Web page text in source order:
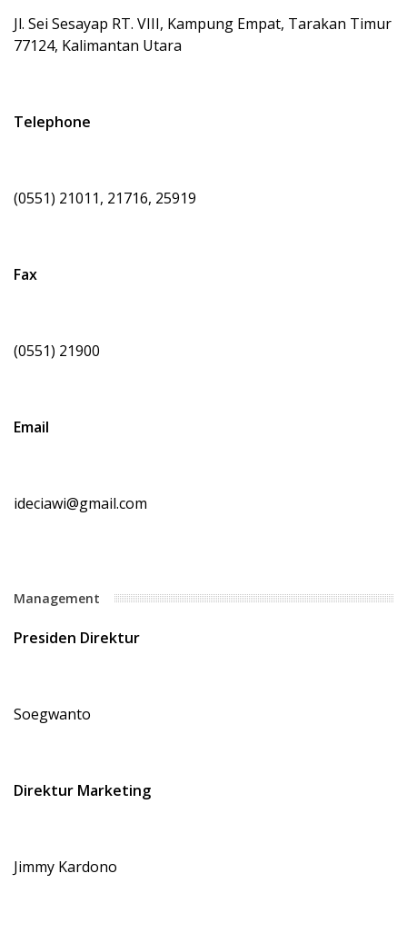
Jl. Sei Sesayap RT. VIII, Kampung Empat, Tarakan Timur
77124, Kalimantan Utara
Telephone
(0551) 21011, 21716, 25919
Fax
(0551) 21900
Email
ideciawi@gmail.com
Management
Presiden Direktur
Soegwanto
Direktur Marketing
Jimmy Kardono